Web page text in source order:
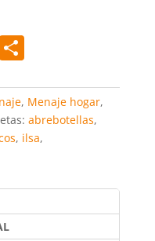
C
m
p
ar
, Menaje hogar,
abrebotellas,
, ilsa,